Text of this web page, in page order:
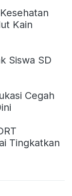
Kain
Siswa SD
Cegah
Tingkatkan